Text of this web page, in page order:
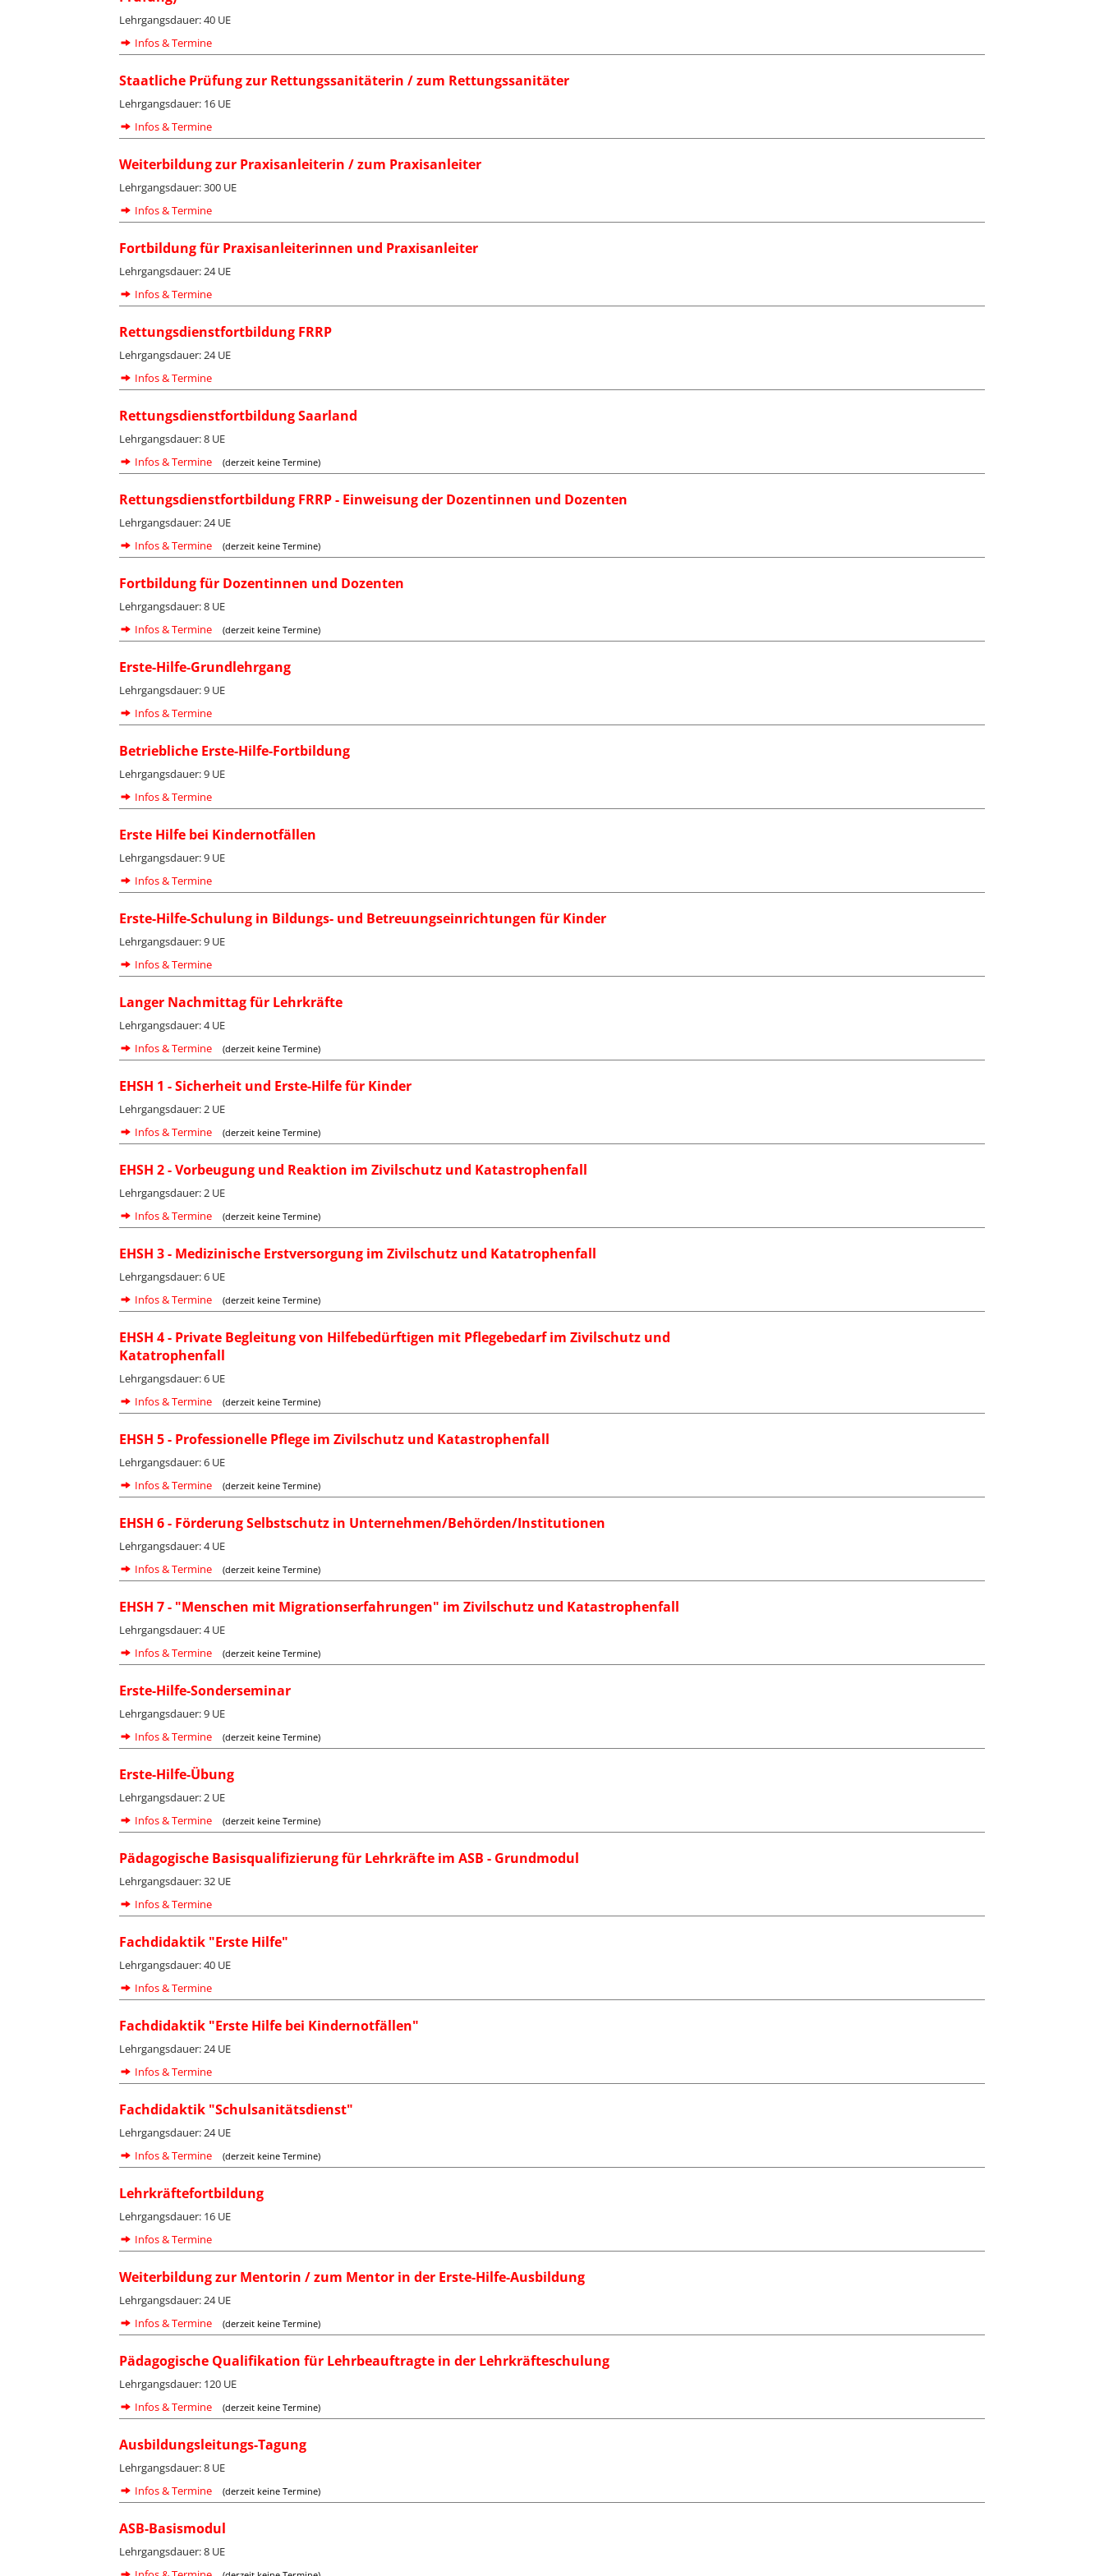
Lehrgangsdauer: 40 UE
Infos & Termine
Staatliche Prüfung zur Rettungssanitäterin / zum Rettungssanitäter
Lehrgangsdauer: 16 UE
Infos & Termine
Weiterbildung zur Praxisanleiterin / zum Praxisanleiter
Lehrgangsdauer: 300 UE
Infos & Termine
Fortbildung für Praxisanleiterinnen und Praxisanleiter
Lehrgangsdauer: 24 UE
Infos & Termine
Rettungsdienstfortbildung FRRP
Lehrgangsdauer: 24 UE
Infos & Termine
Rettungsdienstfortbildung Saarland
Lehrgangsdauer: 8 UE
Infos & Termine
(derzeit keine Termine)
Rettungsdienstfortbildung FRRP - Einweisung der Dozentinnen und Dozenten
Lehrgangsdauer: 24 UE
Infos & Termine
(derzeit keine Termine)
Fortbildung für Dozentinnen und Dozenten
Lehrgangsdauer: 8 UE
Infos & Termine
(derzeit keine Termine)
Erste-Hilfe-Grundlehrgang
Lehrgangsdauer: 9 UE
Infos & Termine
Betriebliche Erste-Hilfe-Fortbildung
Lehrgangsdauer: 9 UE
Infos & Termine
Erste Hilfe bei Kindernotfällen
Lehrgangsdauer: 9 UE
Infos & Termine
Erste-Hilfe-Schulung in Bildungs- und Betreuungseinrichtungen für Kinder
Lehrgangsdauer: 9 UE
Infos & Termine
Langer Nachmittag für Lehrkräfte
Lehrgangsdauer: 4 UE
Infos & Termine
(derzeit keine Termine)
EHSH 1 - Sicherheit und Erste-Hilfe für Kinder
Lehrgangsdauer: 2 UE
Infos & Termine
(derzeit keine Termine)
EHSH 2 - Vorbeugung und Reaktion im Zivilschutz und Katastrophenfall
Lehrgangsdauer: 2 UE
Infos & Termine
(derzeit keine Termine)
EHSH 3 - Medizinische Erstversorgung im Zivilschutz und Katatrophenfall
Lehrgangsdauer: 6 UE
Infos & Termine
(derzeit keine Termine)
EHSH 4 - Private Begleitung von Hilfebedürftigen mit Pflegebedarf im Zivilschutz und
Katatrophenfall
Lehrgangsdauer: 6 UE
Infos & Termine
(derzeit keine Termine)
EHSH 5 - Professionelle Pflege im Zivilschutz und Katastrophenfall
Lehrgangsdauer: 6 UE
Infos & Termine
(derzeit keine Termine)
EHSH 6 - Förderung Selbstschutz in Unternehmen/Behörden/Institutionen
Lehrgangsdauer: 4 UE
Infos & Termine
(derzeit keine Termine)
EHSH 7 - "Menschen mit Migrationserfahrungen" im Zivilschutz und Katastrophenfall
Lehrgangsdauer: 4 UE
Infos & Termine
(derzeit keine Termine)
Erste-Hilfe-Sonderseminar
Lehrgangsdauer: 9 UE
Infos & Termine
(derzeit keine Termine)
Erste-Hilfe-Übung
Lehrgangsdauer: 2 UE
Infos & Termine
(derzeit keine Termine)
Pädagogische Basisqualifizierung für Lehrkräfte im ASB - Grundmodul
Lehrgangsdauer: 32 UE
Infos & Termine
Fachdidaktik "Erste Hilfe"
Lehrgangsdauer: 40 UE
Infos & Termine
Fachdidaktik "Erste Hilfe bei Kindernotfällen"
Lehrgangsdauer: 24 UE
Infos & Termine
Fachdidaktik "Schulsanitätsdienst"
Lehrgangsdauer: 24 UE
Infos & Termine
(derzeit keine Termine)
Lehrkräftefortbildung
Lehrgangsdauer: 16 UE
Infos & Termine
Weiterbildung zur Mentorin / zum Mentor in der Erste-Hilfe-Ausbildung
Lehrgangsdauer: 24 UE
Infos & Termine
(derzeit keine Termine)
Pädagogische Qualifikation für Lehrbeauftragte in der Lehrkräfteschulung
Lehrgangsdauer: 120 UE
Infos & Termine
(derzeit keine Termine)
Ausbildungsleitungs-Tagung
Lehrgangsdauer: 8 UE
Infos & Termine
(derzeit keine Termine)
ASB-Basismodul
Lehrgangsdauer: 8 UE